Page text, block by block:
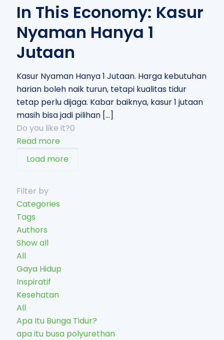
In This Economy: Kasur
Nyaman Hanya 1
Jutaan
Kasur Nyaman Hanya 1 Jutaan. Harga kebutuhan
harian boleh naik turun, tetapi kualitas tidur
tetap perlu dijaga. Kabar baiknya, kasur 1 jutaan
masih bisa jadi pilihan […]
Do you like it?0
Read more
Load more
Filter by
Categories
Tags
Authors
Show all
All
Gaya Hidup
Inspiratif
Kesehatan
All
Apa Itu Bunga Tidur?
apa itu busa polyurethan